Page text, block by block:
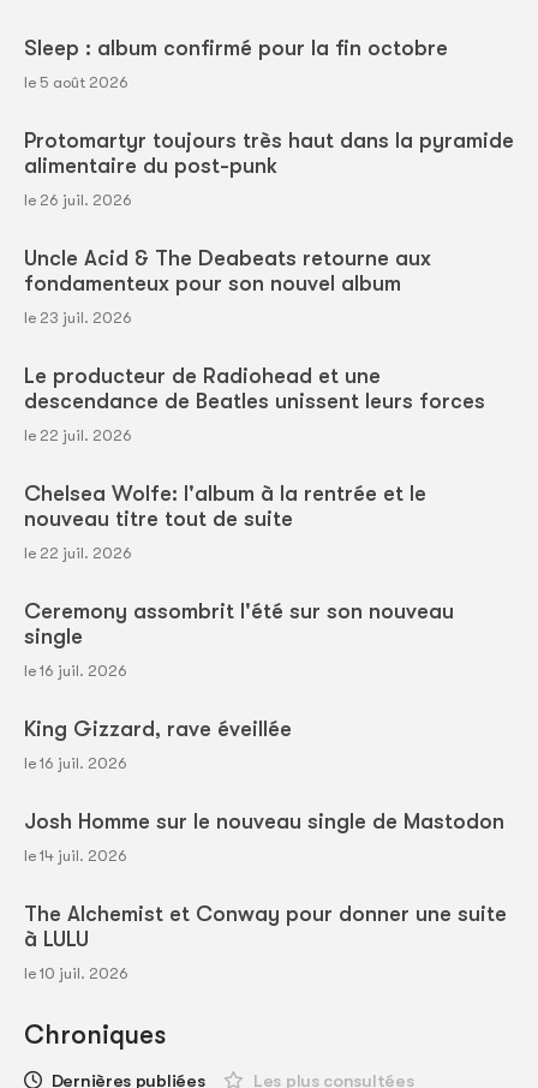
Sleep : album confirmé pour la fin octobre
le 5 août 2026
Protomartyr toujours très haut dans la pyramide
alimentaire du post-punk
le 26 juil. 2026
Uncle Acid & The Deabeats retourne aux
fondamenteux pour son nouvel album
le 23 juil. 2026
Le producteur de Radiohead et une
descendance de Beatles unissent leurs forces
le 22 juil. 2026
Chelsea Wolfe: l'album à la rentrée et le
nouveau titre tout de suite
le 22 juil. 2026
Ceremony assombrit l'été sur son nouveau
single
le 16 juil. 2026
King Gizzard, rave éveillée
le 16 juil. 2026
Josh Homme sur le nouveau single de Mastodon
le 14 juil. 2026
The Alchemist et Conway pour donner une suite
à LULU
le 10 juil. 2026
Chroniques
Dernières publiées Les plus consultées